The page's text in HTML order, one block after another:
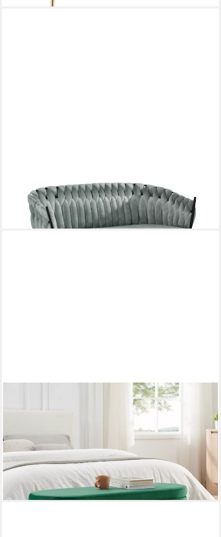
Polsterbank 2-Sitzer, Geflecht, velvet, ROSE perfekt für den Flur
449,00 €
lieferbar in 4 Wochen
+3
Polsterbank Inkl. 20L Fach, stabiler Holzrahmen (Packung, 1-St.,
Polsterbank mit Stauraum 110x40x42 cm, Samt-Bezug,
Dunkelgrün), Ideal als Sitzbank & Aufbewahrung für Schuhe &
Accessoires
139,99 € UVP179,99 €
-22%
lieferbar - in 6-8 Werktagen bei dir
+1